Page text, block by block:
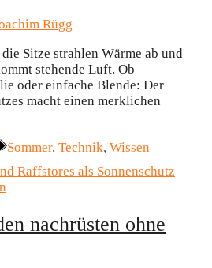
Rügg
Sitze strahlen Wärme ab und
stehende Luft. Ob
oder einfache Blende: Der
macht einen merklichen
Schlagwörter
Sommer, Technik, Wissen
nachrüsten ohne